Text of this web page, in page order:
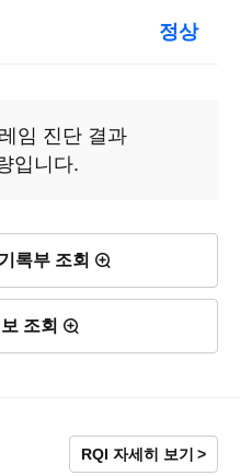
정상
임 진단 결과
입니다.
록부 조회
조회
RQI 자세히 보기